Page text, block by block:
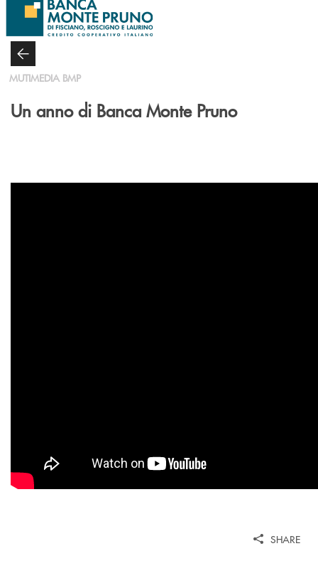
Salta al contenuto principale
MUTIMEDIA BMP
Un anno di Banca Monte Pruno
SHARE